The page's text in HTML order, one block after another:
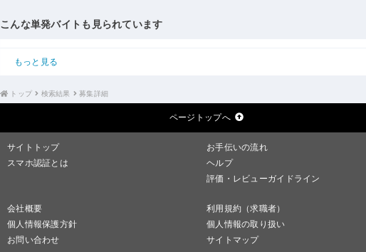
こんな単発バイトも見られています
もっと見る
トップ 検索結果 募集詳細
ページトップへ
サイトトップ
お手伝いの流れ
スマホ認証とは
ヘルプ
評価・レビューガイドライン
会社概要
利用規約（求職者）
個人情報保護方針
個人情報の取り扱い
お問い合わせ
サイトマップ